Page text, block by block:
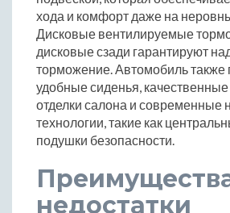
хода и комфорт даже на
Дисковые вентилируемые
дисковые сзади гарантируют
торможение. Автомобиль также
удобные сиденья,
отделки салона и современные
технологии, такие как
подушки безопасности.
недостатки